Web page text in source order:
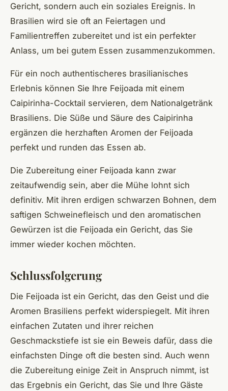
Gericht, sondern auch ein soziales Ereignis. In
Brasilien wird sie oft an Feiertagen und
Familientreffen zubereitet und ist ein perfekter
Anlass, um bei gutem Essen zusammenzukommen.
Für ein noch authentischeres brasilianisches
Erlebnis können Sie Ihre Feijoada mit einem
Caipirinha-Cocktail servieren, dem Nationalgetränk
Brasiliens. Die Süße und Säure des Caipirinha
ergänzen die herzhaften Aromen der Feijoada
perfekt und runden das Essen ab.
Die Zubereitung einer Feijoada kann zwar
zeitaufwendig sein, aber die Mühe lohnt sich
definitiv. Mit ihren erdigen schwarzen Bohnen, dem
saftigen Schweinefleisch und den aromatischen
Gewürzen ist die Feijoada ein Gericht, das Sie
immer wieder kochen möchten.
Schlussfolgerung
Die Feijoada ist ein Gericht, das den Geist und die
Aromen Brasiliens perfekt widerspiegelt. Mit ihren
einfachen Zutaten und ihrer reichen
Geschmackstiefe ist sie ein Beweis dafür, dass die
einfachsten Dinge oft die besten sind. Auch wenn
die Zubereitung einige Zeit in Anspruch nimmt, ist
das Ergebnis ein Gericht, das Sie und Ihre Gäste